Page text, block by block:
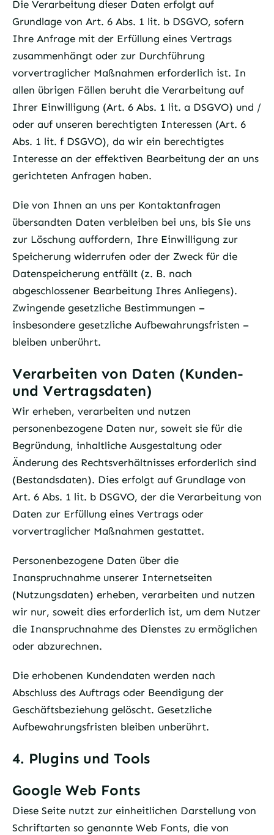
Die Verarbeitung dieser Daten erfolgt auf
Grundlage von Art. 6 Abs. 1 lit. b DSGVO, sofern
Ihre Anfrage mit der Erfüllung eines Vertrags
zusammenhängt oder zur Durchführung
vorvertraglicher Maßnahmen erforderlich ist. In
allen übrigen Fällen beruht die Verarbeitung auf
Ihrer Einwilligung (Art. 6 Abs. 1 lit. a DSGVO) und /
oder auf unseren berechtigten Interessen (Art. 6
Abs. 1 lit. f DSGVO), da wir ein berechtigtes
Interesse an der effektiven Bearbeitung der an uns
gerichteten Anfragen haben.
Die von Ihnen an uns per Kontaktanfragen
übersandten Daten verbleiben bei uns, bis Sie uns
zur Löschung auffordern, Ihre Einwilligung zur
Speicherung widerrufen oder der Zweck für die
Datenspeicherung entfällt (z. B. nach
abgeschlossener Bearbeitung Ihres Anliegens).
Zwingende gesetzliche Bestimmungen –
insbesondere gesetzliche Aufbewahrungsfristen –
bleiben unberührt.
Verarbeiten von Daten (Kunden-
und Vertragsdaten)
Wir erheben, verarbeiten und nutzen
personenbezogene Daten nur, soweit sie für die
Begründung, inhaltliche Ausgestaltung oder
Änderung des Rechtsverhältnisses erforderlich sind
(Bestandsdaten). Dies erfolgt auf Grundlage von
Art. 6 Abs. 1 lit. b DSGVO, der die Verarbeitung von
Daten zur Erfüllung eines Vertrags oder
vorvertraglicher Maßnahmen gestattet.
Personenbezogene Daten über die
Inanspruchnahme unserer Internetseiten
(Nutzungsdaten) erheben, verarbeiten und nutzen
wir nur, soweit dies erforderlich ist, um dem Nutzer
die Inanspruchnahme des Dienstes zu ermöglichen
oder abzurechnen.
Die erhobenen Kundendaten werden nach
Abschluss des Auftrags oder Beendigung der
Geschäftsbeziehung gelöscht. Gesetzliche
Aufbewahrungsfristen bleiben unberührt.
4. Plugins und Tools
Google Web Fonts
Diese Seite nutzt zur einheitlichen Darstellung von
Schriftarten so genannte Web Fonts, die von